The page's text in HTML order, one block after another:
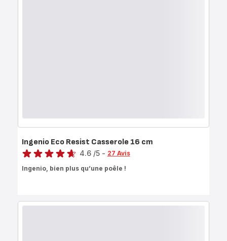
Ingenio Eco Resist Casserole 16 cm
Note
4.6 /5 - 27 Avis
Ingenio, bien plus qu’une poêle !